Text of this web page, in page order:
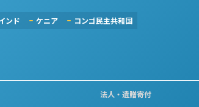
ンド ケニア コンゴ民主共和国
法人・遺贈寄付